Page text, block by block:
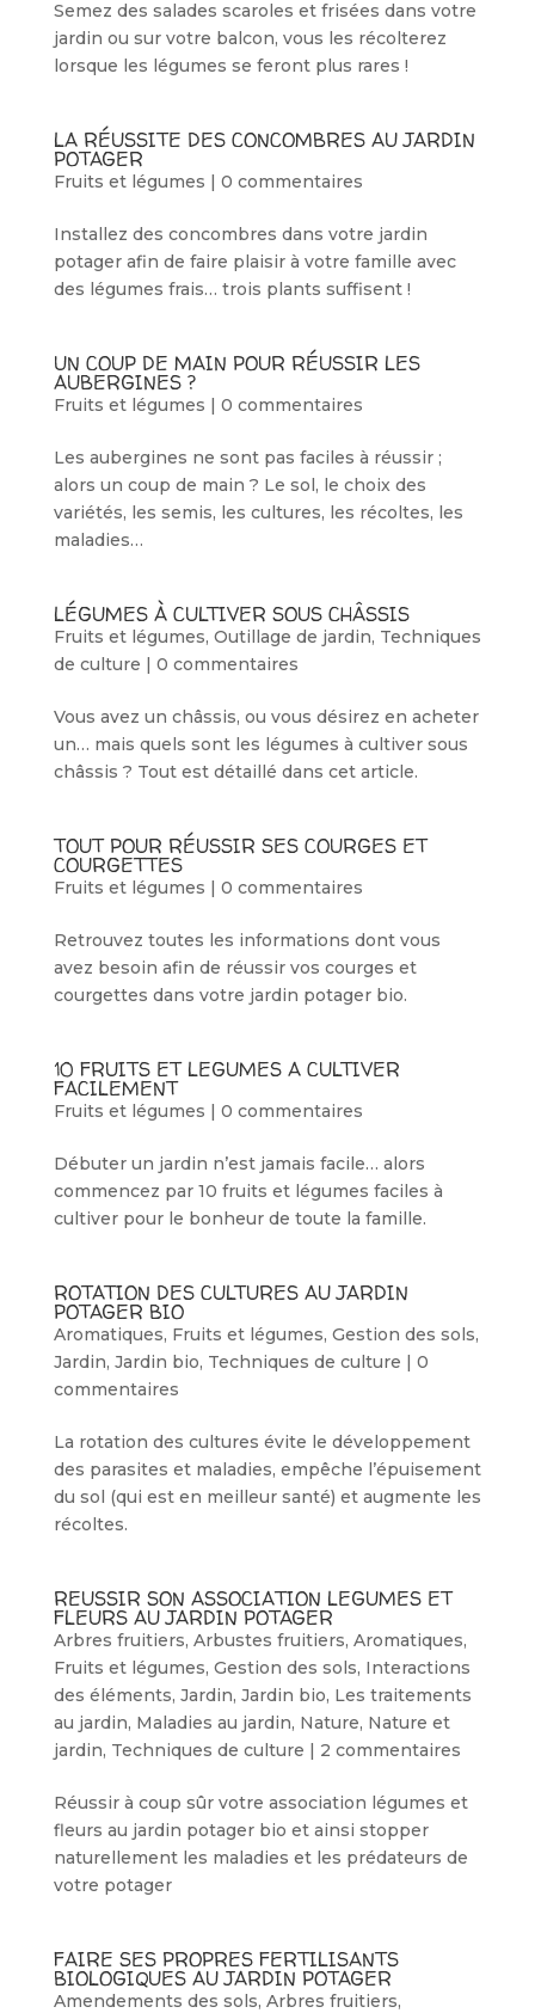
Semez des salades scaroles et frisées dans votre
jardin ou sur votre balcon, vous les récolterez
lorsque les légumes se feront plus rares !
LA RÉUSSITE DES CONCOMBRES AU JARDIN
POTAGER
Fruits et légumes | 0 commentaires
Installez des concombres dans votre jardin
potager afin de faire plaisir à votre famille avec
des légumes frais… trois plants suffisent !
UN COUP DE MAIN POUR RÉUSSIR LES
AUBERGINES ?
Fruits et légumes | 0 commentaires
Les aubergines ne sont pas faciles à réussir ;
alors un coup de main ? Le sol, le choix des
variétés, les semis, les cultures, les récoltes, les
maladies…
LÉGUMES À CULTIVER SOUS CHÂSSIS
Fruits et légumes, Outillage de jardin, Techniques
de culture | 0 commentaires
Vous avez un châssis, ou vous désirez en acheter
un… mais quels sont les légumes à cultiver sous
châssis ? Tout est détaillé dans cet article.
TOUT POUR RÉUSSIR SES COURGES ET
COURGETTES
Fruits et légumes | 0 commentaires
Retrouvez toutes les informations dont vous
avez besoin afin de réussir vos courges et
courgettes dans votre jardin potager bio.
10 FRUITS ET LEGUMES A CULTIVER
FACILEMENT
Fruits et légumes | 0 commentaires
Débuter un jardin n’est jamais facile… alors
commencez par 10 fruits et légumes faciles à
cultiver pour le bonheur de toute la famille.
ROTATION DES CULTURES AU JARDIN
POTAGER BIO
Aromatiques, Fruits et légumes, Gestion des sols,
Jardin, Jardin bio, Techniques de culture | 0
commentaires
La rotation des cultures évite le développement
des parasites et maladies, empêche l’épuisement
du sol (qui est en meilleur santé) et augmente les
récoltes.
REUSSIR SON ASSOCIATION LEGUMES ET
FLEURS AU JARDIN POTAGER
Arbres fruitiers, Arbustes fruitiers, Aromatiques,
Fruits et légumes, Gestion des sols, Interactions
des éléments, Jardin, Jardin bio, Les traitements
au jardin, Maladies au jardin, Nature, Nature et
jardin, Techniques de culture | 2 commentaires
Réussir à coup sûr votre association légumes et
fleurs au jardin potager bio et ainsi stopper
naturellement les maladies et les prédateurs de
votre potager
FAIRE SES PROPRES FERTILISANTS
BIOLOGIQUES AU JARDIN POTAGER
Amendements des sols, Arbres fruitiers,